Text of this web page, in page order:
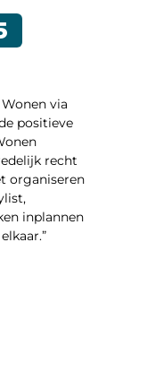
via
positieve
recht
organiseren
inplannen